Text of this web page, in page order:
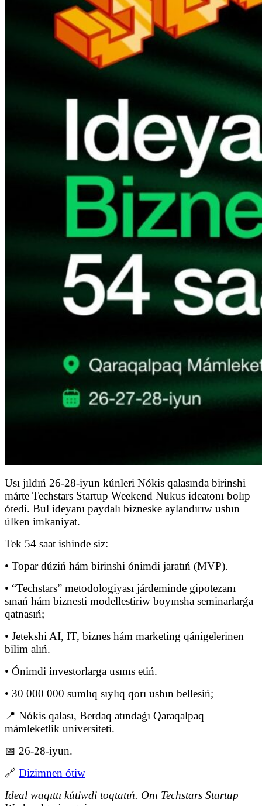
Usı jıldıń 26-28-iyun kúnleri Nókis qalasında birinshi
márte Techstars Startup Weekend Nukus ideatonı bolıp
ótedi. Bul ideyanı paydalı bizneske aylandırıw ushın
úlken imkaniyat.
Tek 54 saat ishinde siz:
• Topar dúziń hám birinshi ónimdi jaratıń (MVP).
• “Techstars” metodologiyası járdeminde gipotezanı
sınań hám biznesti modellestiriw boyınsha seminarlarǵa
qatnasıń;
• Jetekshi AI, IT, biznes hám marketing qánigelerinen
bilim alıń.
• Ónimdi investorlarga usınıs etiń.
• 30 000 000 sumlıq sıylıq qorı ushın bellesiń;
📍️ Nókis qalası, Berdaq atındaǵı Qaraqalpaq
mámleketlik universiteti.
📅 26-28-iyun.
🔗 Dizimnen ótiw
Ideal waqıttı kútiwdi toqtatıń. Onı Techstars Startup